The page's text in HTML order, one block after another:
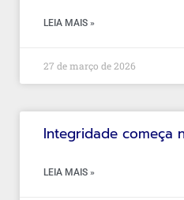
LEIA MAIS »
27 de março de 2026
Integridade começa
LEIA MAIS »